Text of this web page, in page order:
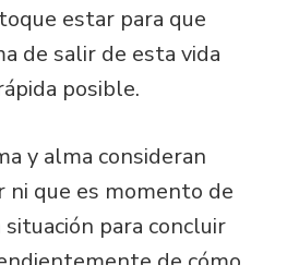
estar para que
de salir de esta vida
posible.
y alma consideran
ni que es momento de
para concluir